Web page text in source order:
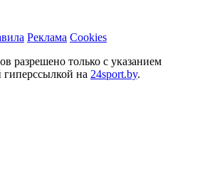
Реклама Cookies
разрешено только с указанием
на 24sport.by.